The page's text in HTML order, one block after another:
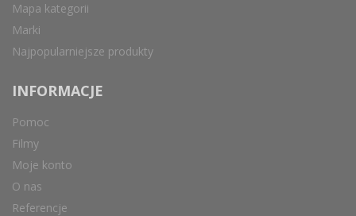
Mapa kategorii
Marki
Najpopularniejsze produkty
INFORMACJE
Pomoc
Filmy
Moje konto
O nas
Referencje